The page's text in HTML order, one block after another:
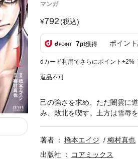
マンガ
792(税込)
7pt獲得 ポイン
dカード利用でさらにポイント+2%
返品不可
己の強さを求め、ただ闇雲に
み、敗北を喫す。土方は雪辱
著者 橋本エイジ
梅村真也
出版社
コアミックス